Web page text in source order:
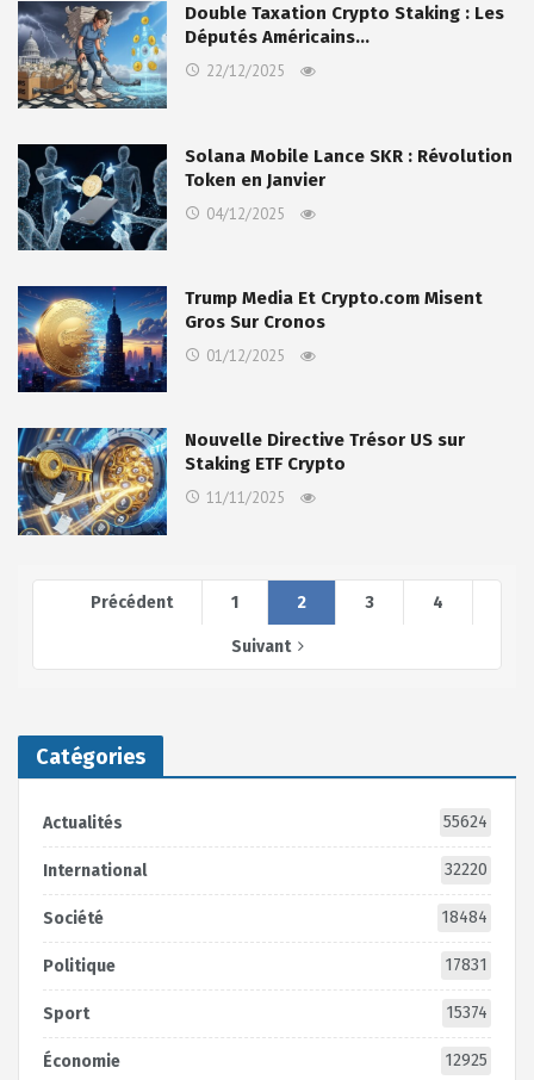
Double Taxation Crypto Staking : Les
Députés Américains…
22/12/2025
Solana Mobile Lance SKR : Révolution
Token en Janvier
04/12/2025
Trump Media Et Crypto.com Misent
Gros Sur Cronos
01/12/2025
Nouvelle Directive Trésor US sur
Staking ETF Crypto
11/11/2025
Précédent 1 2 3 4
Suivant
Catégories
Actualités 55624
International 32220
Société 18484
Politique 17831
Sport 15374
Économie 12925